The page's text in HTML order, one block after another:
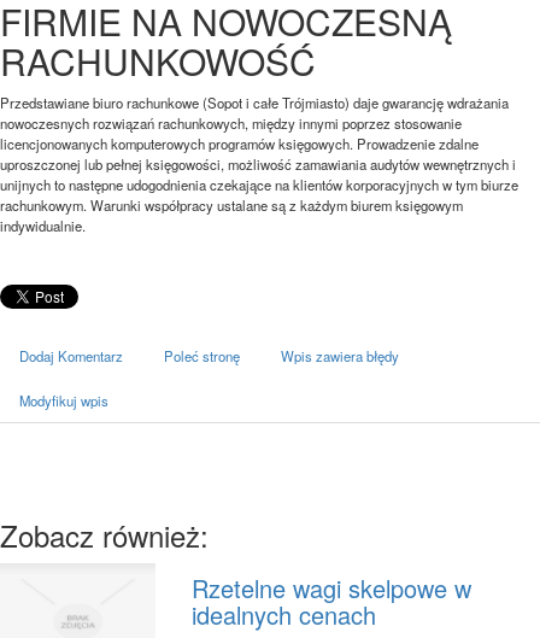
FIRMIE NA NOWOCZESNĄ
RACHUNKOWOŚĆ
Przedstawiane biuro rachunkowe (Sopot i całe Trójmiasto) daje gwarancję wdrażania
nowoczesnych rozwiązań rachunkowych, między innymi poprzez stosowanie
licencjonowanych komputerowych programów księgowych. Prowadzenie zdalne
uproszczonej lub pełnej księgowości, możliwość zamawiania audytów wewnętrznych i
unijnych to następne udogodnienia czekające na klientów korporacyjnych w tym biurze
rachunkowym. Warunki współpracy ustalane są z każdym biurem księgowym
indywidualnie.
Dodaj Komentarz Poleć stronę Wpis zawiera błędy
Modyfikuj wpis
Zobacz również:
Rzetelne wagi skelpowe w
idealnych cenach